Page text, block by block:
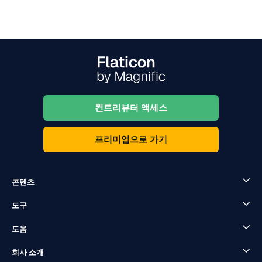
컨트리뷰터 액세스
프리미엄으로 가기
콘텐츠
도구
도움
회사 소개